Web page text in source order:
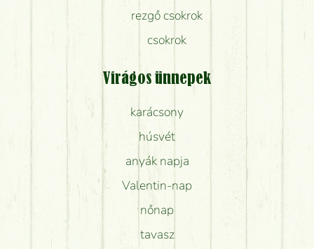
rezgő csokrok
csokrok
Virágos ünnepek
karácsony
húsvét
anyák napja
Valentin-nap
nőnap
tavasz